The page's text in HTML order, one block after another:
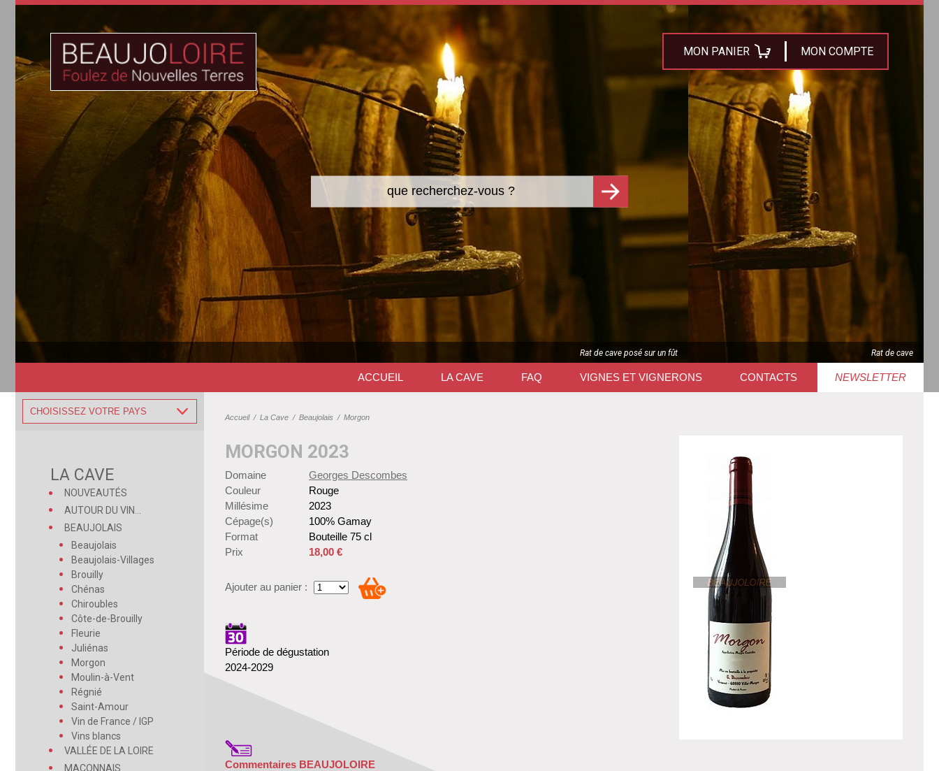
MON PANIER MON COMPTE
Rat de cave posé sur un fût Rat de cave
ACCUEIL LA CAVE FAQ VIGNES ET VIGNERONS CONTACTS NEWSLETTER
CHOISISSEZ VOTRE PAYS
LA CAVE
NOUVEAUTÉS
AUTOUR DU VIN...
BEAUJOLAIS
Beaujolais
Beaujolais-Villages
Brouilly
Chénas
Chiroubles
Côte-de-Brouilly
Fleurie
Juliénas
Morgon
Moulin-à-Vent
Régnié
Saint-Amour
Vin de France / IGP
Vins blancs
VALLÉE DE LA LOIRE
MACONNAIS
Accueil/ La Cave / Beaujolais / Morgon
MORGON 2023
Domaine
Georges Descombes
Couleur
Rouge
Millésime
2023
Cépage(s)
100% Gamay
Format
Bouteille 75 cl
Prix
18,00 €
Ajouter au panier :
Période de dégustation
2024-2029
Commentaires BEAUJOLOIRE